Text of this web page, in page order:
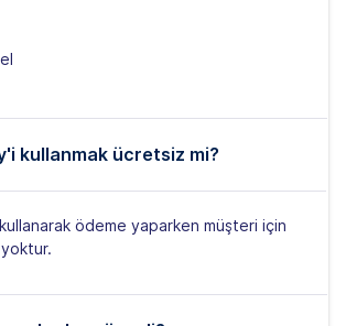
kullanmak ücretsiz mi?
ödeme yaparken müşteri için